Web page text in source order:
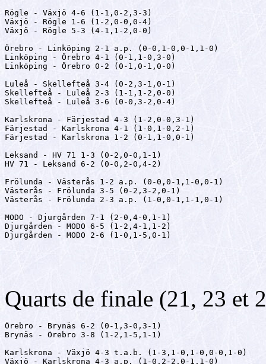
Rögle - Växjö 4-6 (1-1,0-2,3-3)
Växjö - Rögle 1-6 (1-2,0-0,0-4)
Växjö - Rögle 5-3 (4-1,1-2,0-0)
Örebro - Linköping 2-1 a.p. (0-0,1-0,0-1,1-0)
Linköping - Örebro 4-1 (0-1,1-0,3-0)
Linköping - Örebro 0-2 (0-1,0-1,0-0)
Luleå - Skellefteå 3-4 (0-2,3-1,0-1)
Skellefteå - Luleå 2-3 (1-1,1-2,0-0)
Skellefteå - Luleå 3-6 (0-0,3-2,0-4)
Karlskrona - Färjestad 4-3 (1-2,0-0,3-1)
Färjestad - Karlskrona 4-1 (1-0,1-0,2-1)
Färjestad - Karlskrona 1-2 (0-1,1-0,0-1)
Leksand - HV 71 1-3 (0-2,0-0,1-1)
HV 71 - Leksand 6-2 (0-0,2-0,4-2)
Frölunda - Västerås 1-2 a.p. (0-0,0-1,1-0,0-1)
Västerås - Frölunda 3-5 (0-2,3-2,0-1)
Västerås - Frölunda 2-3 a.p. (1-0,0-1,1-1,0-1)
MODO - Djurgården 7-1 (2-0,4-0,1-1)
Djurgården - MODO 6-5 (1-2,4-1,1-2)
Djurgården - MODO 2-6 (1-0,1-5,0-1)
Quarts de finale (21, 23 et
Örebro - Brynäs 6-2 (0-1,3-0,3-1)
Brynäs - Örebro 3-8 (1-2,1-5,1-1)
Karlskrona - Växjö 4-3 t.a.b. (1-3,1-0,1-0,0-0,1-0)
Växjö - Karlskrona 4-3 a.p. (1-0,2-2,0-1,1-0)